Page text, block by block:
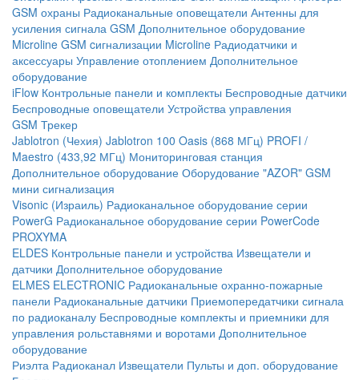
GSM охраны Радиоканальные оповещатели Антенны для
усиления сигнала GSM Дополнительное оборудование
Microline GSM cигнализации Microline Радиодатчики и
аксессуары Управление отоплением Дополнительное
оборудование
iFlow Контрольные панели и комплекты Беспроводные датчики
Беспроводные оповещатели Устройства управления
GSM Трекер
Jablotron (Чехия) Jablotron 100 Oasis (868 МГц) PROFI /
Maestro (433,92 МГц) Мониторинговая станция
Дополнительное оборудование Оборудование "AZOR" GSM
мини сигнализация
Visonic (Израиль) Радиоканальное оборудование серии
PowerG Радиоканальное оборудование серии PowerCode
PROXYMA
ELDES Контрольные панели и устройства Извещатели и
датчики Дополнительное оборудование
ELMES ELECTRONIC Радиоканальные охранно-пожарные
панели Радиоканальные датчики Приемопередатчики сигнала
по радиоканалу Беспроводные комплекты и приемники для
управления рольставнями и воротами Дополнительное
оборудование
Риэлта Радиоканал Извещатели Пульты и доп. оборудование